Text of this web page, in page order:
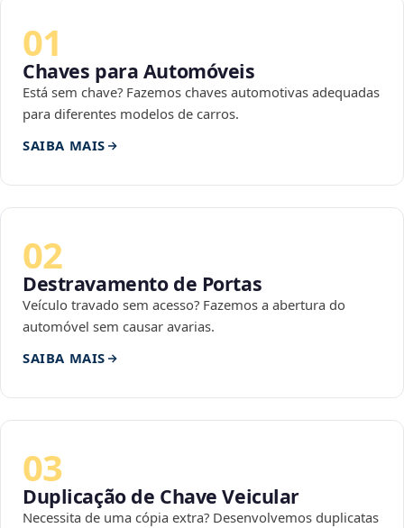
01
Chaves para Automóveis
Está sem chave? Fazemos chaves automotivas adequadas
para diferentes modelos de carros.
SAIBA MAIS
02
Destravamento de Portas
Veículo travado sem acesso? Fazemos a abertura do
automóvel sem causar avarias.
SAIBA MAIS
03
Duplicação de Chave Veicular
Necessita de uma cópia extra? Desenvolvemos duplicatas